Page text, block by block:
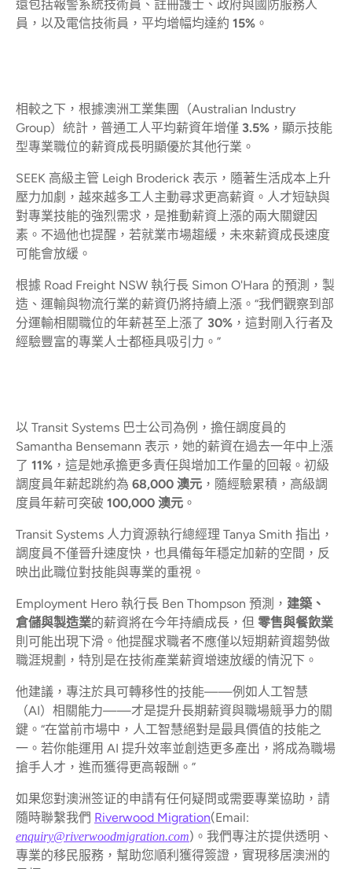
還包括報警系統技術員、註冊護士、政府與國防服務人
員，以及電信技術員，平均增幅均達約 15% 。
相較之下，根據澳洲工業集團（Australian Industry
Group）統計，普通工人平均薪資年增僅 3.5% ，顯示技能
型專業職位的薪資成長明顯優於其他行業。
SEEK 高級主管 Leigh Broderick 表示，隨著生活成本上升
壓力加劇，越來越多工人主動尋求更高薪資。人才短缺與
對專業技能的強烈需求，是推動薪資上漲的兩大關鍵因
素。不過他也提醒，若就業市場趨緩，未來薪資成長速度
可能會放緩。
根據 Road Freight NSW 執行長 Simon O'Hara 的預測，製
造、運輸與物流行業的薪資仍將持續上漲。“我們觀察到部
分運輸相關職位的年薪甚至上漲了 30% ，這對剛入行者及
經驗豐富的專業人士都極具吸引力。”
以 Transit Systems 巴士公司為例，擔任調度員的
Samantha Bensemann 表示，她的薪資在過去一年中上漲
了 11% ，這是她承擔更多責任與增加工作量的回報。初級
調度員年薪起跳約為 68,000 澳元 ，隨經驗累積，高級調
度員年薪可突破 100,000 澳元 。
Transit Systems 人力資源執行總經理 Tanya Smith 指出，
調度員不僅晉升速度快，也具備每年穩定加薪的空間，反
映出此職位對技能與專業的重視。
Employment Hero 執行長 Ben Thompson 預測， 建築、
倉儲與製造業的薪資將在今年持續成長，但 零售與餐飲業
則可能出現下滑。他提醒求職者不應僅以短期薪資趨勢做
職涯規劃，特別是在技術產業薪資增速放緩的情況下。
他建議，專注於具可轉移性的技能——例如人工智慧
（AI）相關能力——才是提升長期薪資與職場競爭力的關
鍵。“在當前市場中，人工智慧絕對是最具價值的技能之
一。若你能運用 AI 提升效率並創造更多產出，將成為職場
搶手人才，進而獲得更高報酬。”
如果您對澳洲签证的申請有任何疑問或需要專業協助，請
隨時聯繫我們 Riverwood Migration(Email:
enquiry@riverwoodmigration.com)。我們專注於提供透明、
專業的移民服務，幫助您順利獲得簽證，實現移居澳洲的